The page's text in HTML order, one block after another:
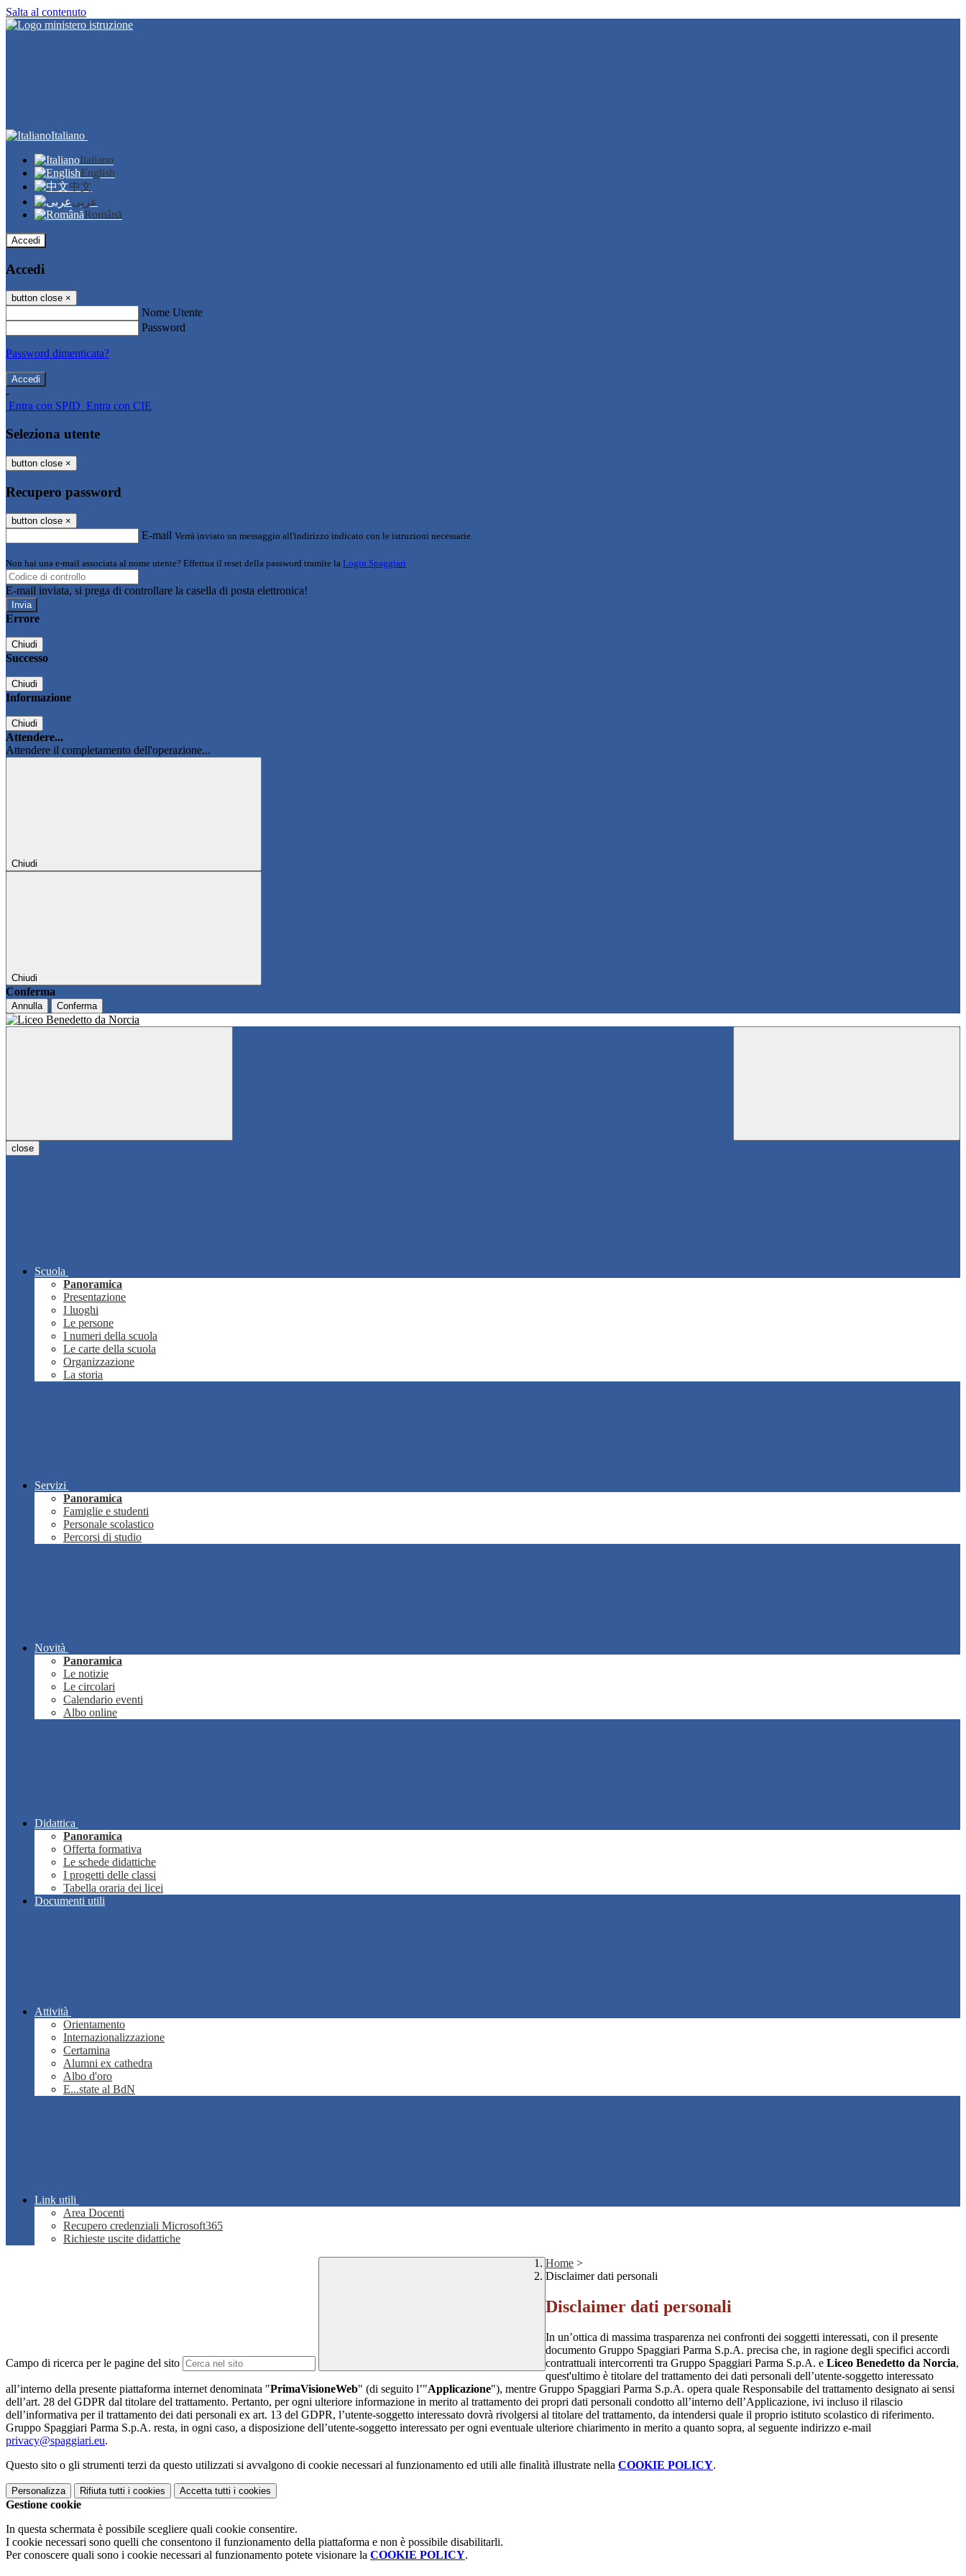
Salta al contenuto
Italiano
Italiano
English
中文
عربى
Română
Accedi
Accedi
button close ×
Nome Utente
Password
Password dimenticata?
-
Entra con SPID Entra con CIE
Seleziona utente
button close ×
Recupero password
button close ×
E-mail Verrà inviato un messaggio all'indirizzo indicato con le istruzioni necessarie.
Non hai una e-mail associata al nome utente? Effettua il reset della password tramite la Login Spaggiari
E-mail inviata, si prega di controllare la casella di posta elettronica!
Errore
Chiudi
Successo
Chiudi
Informazione
Chiudi
Attendere...
Attendere il completamento dell'operazione...
Chiudi
Chiudi
Conferma
Annulla Conferma
close
Scuola
Panoramica
Presentazione
I luoghi
Le persone
I numeri della scuola
Le carte della scuola
Organizzazione
La storia
Servizi
Panoramica
Famiglie e studenti
Personale scolastico
Percorsi di studio
Novità
Panoramica
Le notizie
Le circolari
Calendario eventi
Albo online
Didattica
Panoramica
Offerta formativa
Le schede didattiche
I progetti delle classi
Tabella oraria dei licei
Documenti utili
Attività
Orientamento
Internazionalizzazione
Certamina
Alumni ex cathedra
Albo d'oro
E...state al BdN
Link utili
Area Docenti
Recupero credenziali Microsoft365
Richieste uscite didattiche
Campo di ricerca per le pagine del sito
Home >
Disclaimer dati personali
Disclaimer dati personali
In un’ottica di massima trasparenza nei confronti dei soggetti interessati, con il presente
documento Gruppo Spaggiari Parma S.p.A. precisa che, in ragione degli specifici accordi
contrattuali intercorrenti tra Gruppo Spaggiari Parma S.p.A. e Liceo Benedetto da Norcia,
quest'ultimo è titolare del trattamento dei dati personali dell’utente-soggetto interessato
all’interno della presente piattaforma internet denominata "PrimaVisioneWeb" (di seguito l’"Applicazione"), mentre Gruppo Spaggiari Parma S.p.A. opera quale Responsabile del trattamento designato ai sensi
dell’art. 28 del GDPR dal titolare del trattamento. Pertanto, per ogni ulteriore informazione in merito al trattamento dei propri dati personali condotto all’interno dell’Applicazione, ivi incluso il rilascio
dell’informativa per il trattamento dei dati personali ex art. 13 del GDPR, l’utente-soggetto interessato dovrà rivolgersi al titolare del trattamento, da intendersi quale il proprio istituto scolastico di riferimento.
Gruppo Spaggiari Parma S.p.A. resta, in ogni caso, a disposizione dell’utente-soggetto interessato per ogni eventuale ulteriore chiarimento in merito a quanto sopra, al seguente indirizzo e-mail
privacy@spaggiari.eu.
Questo sito o gli strumenti terzi da questo utilizzati si avvalgono di cookie necessari al funzionamento ed utili alle finalità illustrate nella COOKIE POLICY.
Personalizza Rifiuta tutti i cookies Accetta tutti i cookies
Gestione cookie
In questa schermata è possibile scegliere quali cookie consentire.
I cookie necessari sono quelli che consentono il funzionamento della piattaforma e non è possibile disabilitarli.
Per conoscere quali sono i cookie necessari al funzionamento potete visionare la COOKIE POLICY.